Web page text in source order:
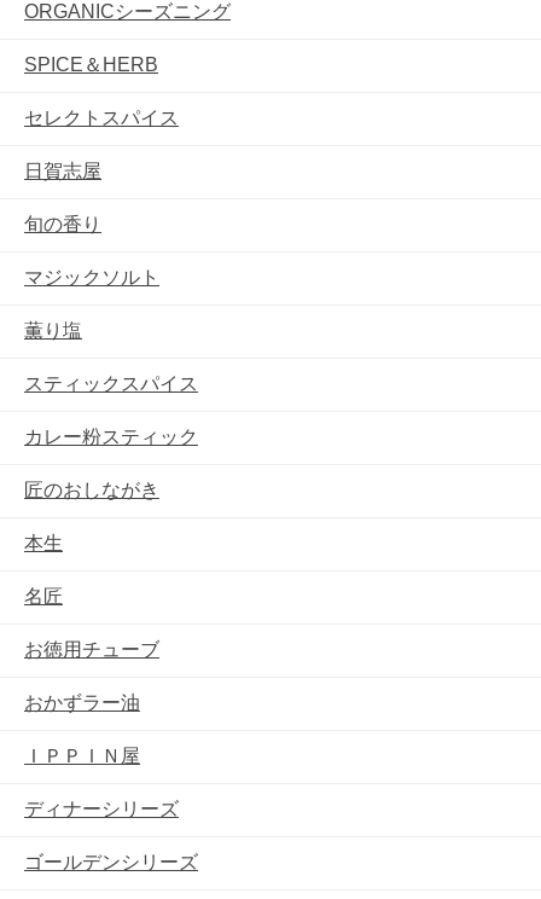
ORGANICシーズニング
SPICE＆HERB
セレクトスパイス
日賀志屋
旬の香り
マジックソルト
薫り塩
スティックスパイス
カレー粉スティック
匠のおしながき
本生
名匠
お徳用チューブ
おかずラー油
ＩＰＰＩＮ屋
ディナーシリーズ
ゴールデンシリーズ